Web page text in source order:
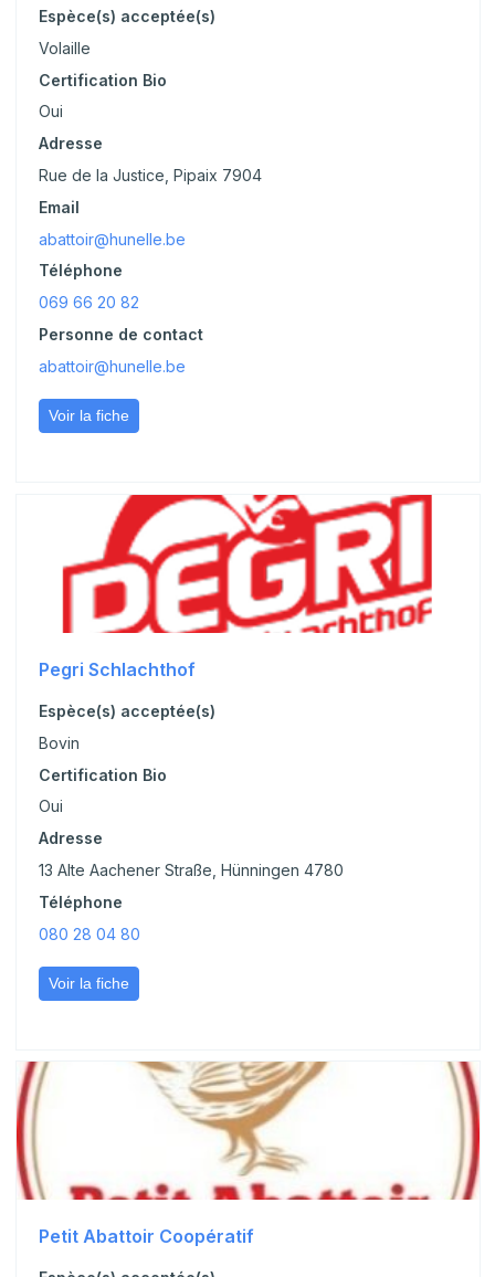
Espèce(s) acceptée(s)
Volaille
Certification Bio
Oui
Adresse
Rue de la Justice, Pipaix 7904
Email
abattoir@hunelle.be
Téléphone
069 66 20 82
Personne de contact
abattoir@hunelle.be
Voir la fiche
Pegri Schlachthof
Espèce(s) acceptée(s)
Bovin
Certification Bio
Oui
Adresse
13 Alte Aachener Straße, Hünningen 4780
Téléphone
080 28 04 80
Voir la fiche
Petit Abattoir Coopératif